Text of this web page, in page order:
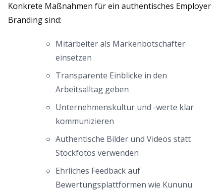
Konkrete Maßnahmen für ein authentisches Employer
Branding sind:
Mitarbeiter als Markenbotschafter
einsetzen
Transparente Einblicke in den
Arbeitsalltag geben
Unternehmenskultur und -werte klar
kommunizieren
Authentische Bilder und Videos statt
Stockfotos verwenden
Ehrliches Feedback auf
Bewertungsplattformen wie Kununu